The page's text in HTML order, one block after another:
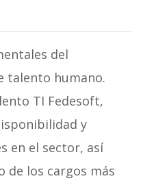
del
talento humano.
TI Fedesoft,
y
en el sector, así
de los cargos más